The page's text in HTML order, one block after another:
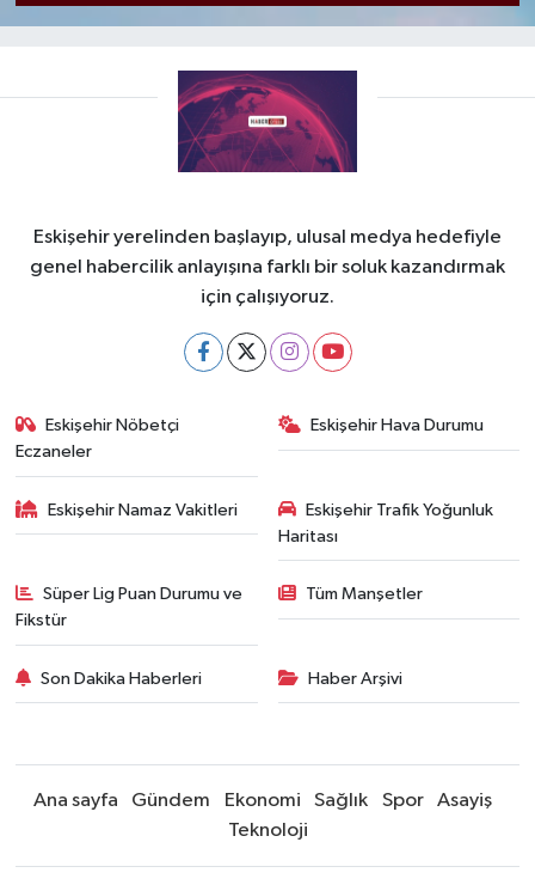
Eskişehir yerelinden başlayıp, ulusal medya hedefiyle
genel habercilik anlayışına farklı bir soluk kazandırmak
için çalışıyoruz.
Eskişehir Nöbetçi
Eczaneler
Eskişehir Hava Durumu
Eskişehir Namaz Vakitleri
Eskişehir Trafik Yoğunluk
Haritası
Süper Lig Puan Durumu ve
Fikstür
Tüm Manşetler
Son Dakika Haberleri Haber Arşivi
Ana sayfa Gündem Ekonomi Sağlık Spor
Asayiş
Teknoloji